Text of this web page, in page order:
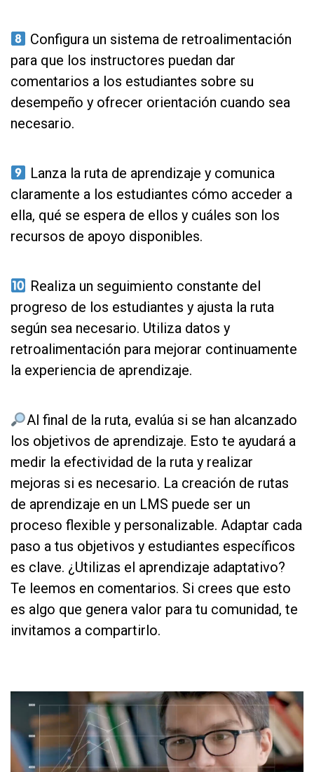
Configura un sistema de retroalimentación
para que los instructores puedan dar
comentarios a los estudiantes sobre su
desempeño y ofrecer orientación cuando sea
necesario.
Lanza la ruta de aprendizaje y comunica
claramente a los estudiantes cómo acceder a
ella, qué se espera de ellos y cuáles son los
recursos de apoyo disponibles.
Realiza un seguimiento constante del
progreso de los estudiantes y ajusta la ruta
según sea necesario. Utiliza datos y
retroalimentación para mejorar continuamente
la experiencia de aprendizaje.
Al final de la ruta, evalúa si se han alcanzado
los objetivos de aprendizaje. Esto te ayudará a
medir la efectividad de la ruta y realizar
mejoras si es necesario. La creación de rutas
de aprendizaje en un LMS puede ser un
proceso flexible y personalizable. Adaptar cada
paso a tus objetivos y estudiantes específicos
es clave. ¿Utilizas el aprendizaje adaptativo?
Te leemos en comentarios. Si crees que esto
es algo que genera valor para tu comunidad, te
invitamos a compartirlo.